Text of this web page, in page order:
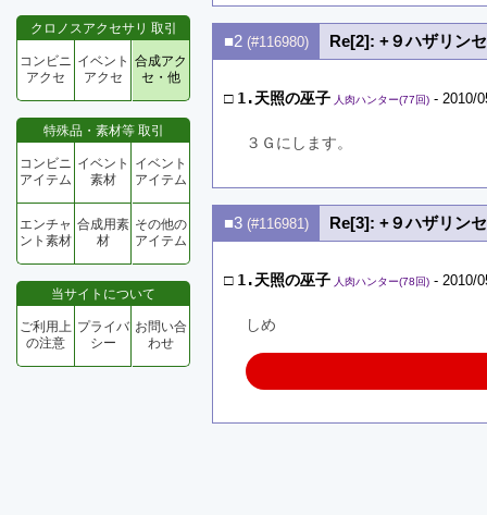
クロノスアクセサリ 取引
コンビニ
アクセ
イベント
アクセ
合成アク
セ・他
特殊品・素材等 取引
コンビニ
アイテム
イベント
素材
イベント
アイテム
エンチャ
ント素材
合成用素
材
その他の
アイテム
当サイトについて
ご利用上
の注意
プライバ
シー
お問い合
わせ
■2 (#116980) Re[2]: +９ハザリン
□ 1.天照の巫子 人肉ハンター(77回) - 2010/
３Ｇにします。
■3 (#116981) Re[3]: +９ハザリン
□ 1.天照の巫子 人肉ハンター(78回) - 2010/
しめ